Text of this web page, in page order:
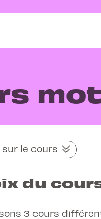
le cours
du
3 cours